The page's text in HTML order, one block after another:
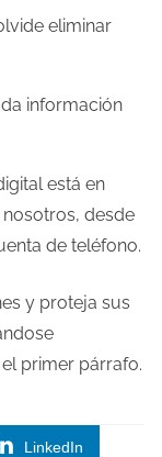
eliminar
información
está en
desde
de teléfono.
y proteja sus
primer párrafo.
LinkedIn